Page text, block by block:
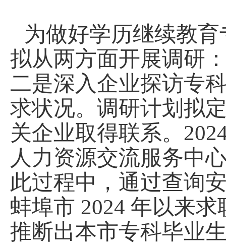
为做好学历继续教
拟从两方面开展调研
二是深入企业探访专
求状况。调研计划拟
关企业取得联系。
人力资源交流服务中
此过程中，通过查询
蚌埠市 2024 年以来
推断出本市专科毕业